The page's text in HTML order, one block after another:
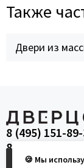
Также
Двери из
8 (495) 151-
8 (800) 350-65-
Вызвать
🍪 Мы